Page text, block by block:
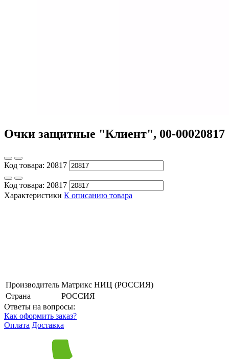
Очки защитные "Клиент", 00-00020817
Код товара: 20817
Код товара: 20817
Характеристики К описанию товара
Производитель Матрикс НИЦ (РОССИЯ)
Страна
РОССИЯ
Ответы на вопросы:
Как оформить заказ?
Оплата Доставка